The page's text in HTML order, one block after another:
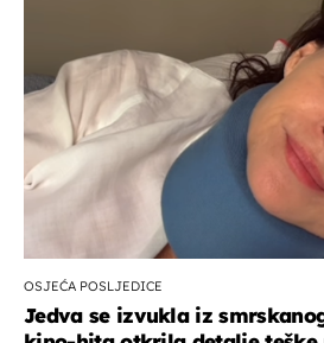
OSJEĆA POSLJEDICE
Jedva se izvukla iz